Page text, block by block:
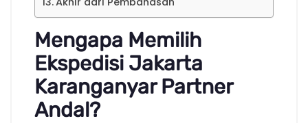
Mengapa Memilih
Ekspedisi Jakarta
Karanganyar Partner
Andal?